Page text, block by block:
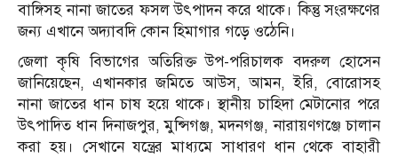
বাঙ্গিসহ নানা জাতের ফসল উৎপাদন করে থাকে। কিন্তু সংরক্ষণের
জন্য এখানে অদ্যাবদি কোন হিমাগার গড়ে ওঠেনি।
জেলা কৃষি বিভাগের অতিরিক্ত উপ-পরিচালক বদরুল হোসেন
জানিয়েছেন, এখানকার জমিতে আউস, আমন, ইরি, বোরোসহ
নানা জাতের ধান চাষ হয়ে থাকে। স্থানীয় চাহিদা মেটানোর পরে
উৎপাদিত ধান দিনাজপুর, মুন্সিগঞ্জ, মদনগঞ্জ, নারায়ণগঞ্জে চালান
করা হয়। সেখানে যন্ত্রের মাধ্যমে সাধারণ ধান থেকে বাহারী